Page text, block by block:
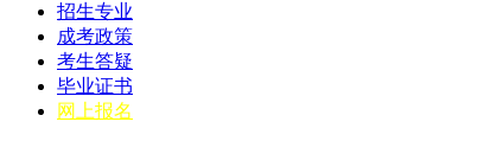
招生专业
成考政策
考生答疑
毕业证书
网上报名